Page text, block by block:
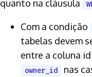
quanto na cláusula
Com a condição
tabelas devem
entre a coluna
owner_id
nas